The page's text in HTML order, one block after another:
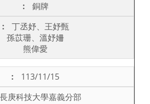
銅牌
丁丞妤、王妤甄
孫苡珊、溫妤姍
熊偉愛
113/11/15
長庚科技大學嘉義分部